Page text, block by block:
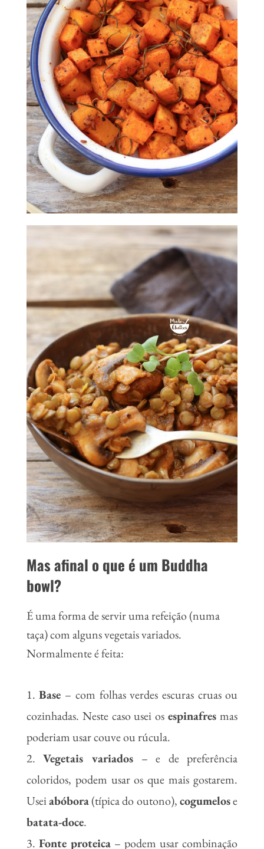
Mas afinal o que é um Buddha
bowl?
É uma forma de servir uma refeição (numa
taça) com alguns vegetais variados.
Normalmente é feita:
Base – com folhas verdes escuras cruas ou
cozinhadas. Neste caso usei osespinafres mas
poderiam usar couve ou rúcula.
Vegetais variados– e de preferência
coloridos, podem usar os que mais gostarem.
Useiabóbora(típica do outono),cogumelose
batata-doce.
Fonte proteica– podem usar combinação